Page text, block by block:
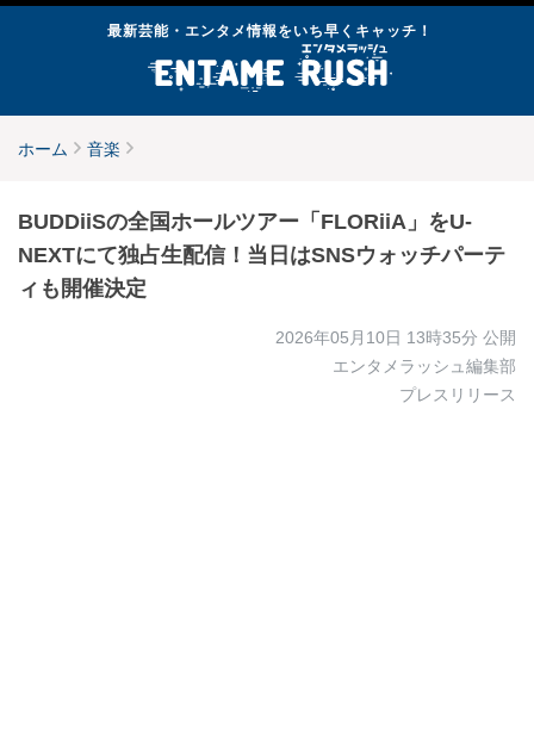
最新芸能・エンタメ情報をいち早くキャッチ！
ホーム 音楽
BUDDiiSの全国ホールツアー「FLORiiA」をU-
NEXTにて独占生配信！当日はSNSウォッチパーテ
ィも開催決定
2026年05月10日 13時35分 公開
エンタメラッシュ編集部
プレスリリース